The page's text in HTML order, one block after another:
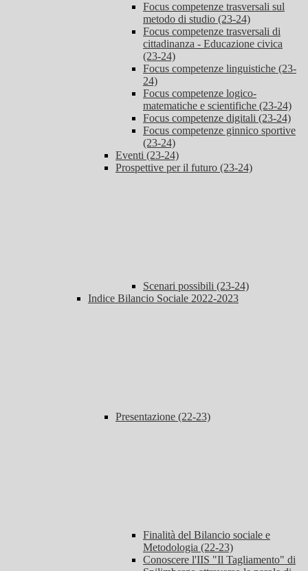
Focus competenze trasversali sul
metodo di studio (23-24)
Focus competenze trasversali di
cittadinanza - Educazione civica
(23-24)
Focus competenze linguistiche (23-
24)
Focus competenze logico-
matematiche e scientifiche (23-24)
Focus competenze digitali (23-24)
Focus competenze ginnico sportive
(23-24)
Eventi (23-24)
Prospettive per il futuro (23-24)
Scenari possibili (23-24)
Indice Bilancio Sociale 2022-2023
Presentazione (22-23)
Finalità del Bilancio sociale e
Metodologia (22-23)
Conoscere l'IIS "Il Tagliamento" di